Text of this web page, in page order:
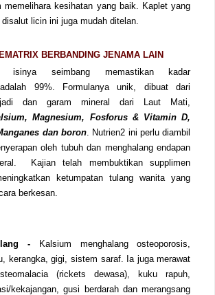
memelihara kesihatan yang baik. Kaplet yang
disalut licin ini juga mudah ditelan.
BERBANDING JENAMA LAIN
isinya seimbang memastikan kadar
adalah 99%. Formulanya unik, dibuat dari
dan garam mineral dari Laut Mati,
Magnesium, Fosforus & Vitamin D,
dan boron . Nutrien2 ini perlu diambil
oleh tubuh dan menghalang endapan
Kajian telah membuktikan supplimen
ketumpatan tulang wanita yang
berkesan.
-
Kalsium menghalang osteoporosis,
kerangka, gigi, sistem saraf. Ia juga merawat
(rickets dewasa), kuku rapuh,
kekajangan, gusi berdarah dan merangsang